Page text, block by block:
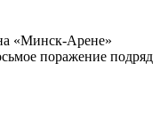
«Минск-Арене»
поражение подряд